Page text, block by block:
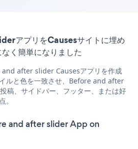
アプリをCausesサイトに埋め
く簡単になりました
and after slider Causesアプリを作成
ルと色を一致させ、Before and after
稿、サイドバー、フッター、または好
。
and after slider App on